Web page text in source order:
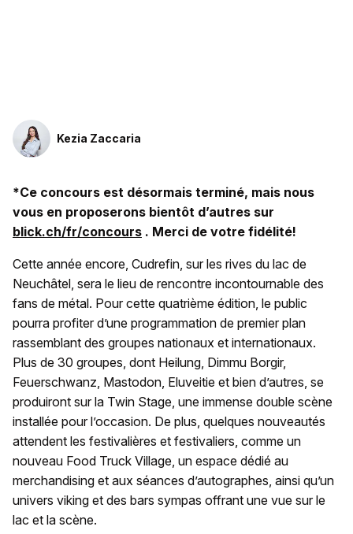
Kezia Zaccaria
*Ce concours est désormais terminé, mais nous
vous en proposerons bientôt d’autres sur
blick.ch/fr/concours . Merci de votre fidélité!
Cette année encore, Cudrefin, sur les rives du lac de
Neuchâtel, sera le lieu de rencontre incontournable des
fans de métal. Pour cette quatrième édition, le public
pourra profiter d’une programmation de premier plan
rassemblant des groupes nationaux et internationaux.
Plus de 30 groupes, dont Heilung, Dimmu Borgir,
Feuerschwanz, Mastodon, Eluveitie et bien d’autres, se
produiront sur la Twin Stage, une immense double scène
installée pour l’occasion. De plus, quelques nouveautés
attendent les festivalières et festivaliers, comme un
nouveau Food Truck Village, un espace dédié au
merchandising et aux séances d’autographes, ainsi qu’un
univers viking et des bars sympas offrant une vue sur le
lac et la scène.